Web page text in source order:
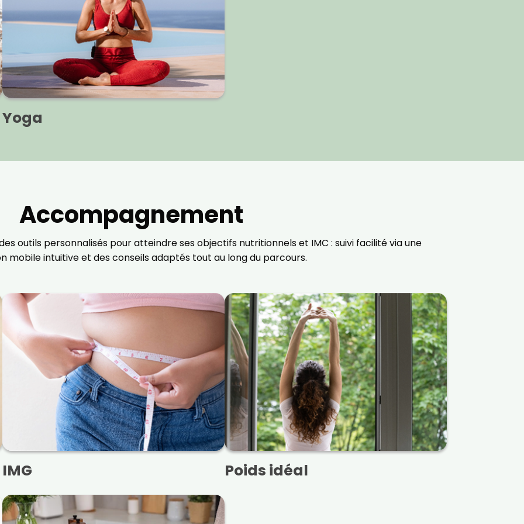
Yoga
Accompagnement
outils personnalisés pour atteindre ses objectifs nutritionnels et IMC : suivi facilité via une
mobile intuitive et des conseils adaptés tout au long du parcours.
IMG Poids idéal
personnalisées. Vous pourrez vous désinscrire en utilisant le lien de
désabonnement intégré dans la newsletter. Pour en savoir plus et
exercer vos droits, prenez connaissance de notre
Confidentialité